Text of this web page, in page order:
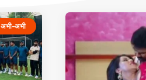
अभी-अभी